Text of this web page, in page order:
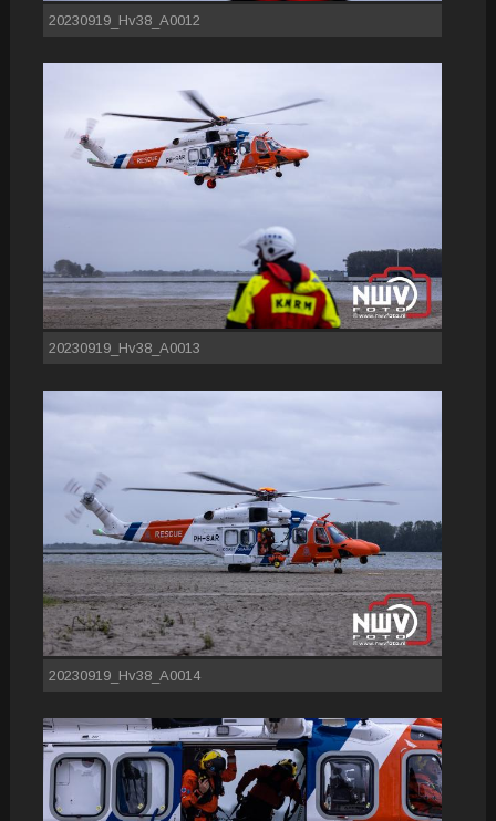
20230919_Hv38_A0012
20230919_Hv38_A0013
20230919_Hv38_A0014